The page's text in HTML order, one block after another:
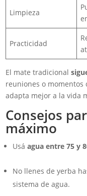
Limpieza
Practicidad
El mate tradicional
reuniones o momentos
adapta mejor a la vida
Consejos
máximo
Usáagua entre 75 y
No llenes de yerba
sistema de agua.